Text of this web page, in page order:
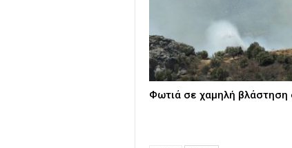
Φωτιά σε χαμηλή βλάστηση